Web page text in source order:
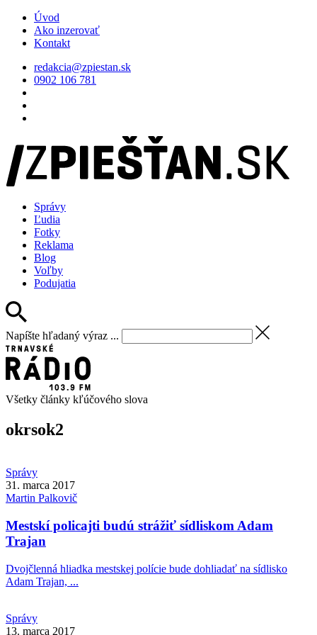
Úvod
Ako inzerovať
Kontakt
redakcia@zpiestan.sk
0902 106 781
Správy
Ľudia
Fotky
Reklama
Blog
Voľby
Podujatia
Napíšte hľadaný výraz ...
Všetky články kľúčového slova
okrsok2
Správy
31. marca 2017
Martin Palkovič
Mestskí policajti budú strážiť sídliskom Adam
Trajan
Dvojčlenná hliadka mestskej polície bude dohliadať na sídlisko
Adam Trajan, ...
Správy
13. marca 2017